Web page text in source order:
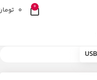
0
0